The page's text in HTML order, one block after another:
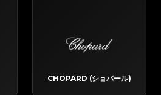
CHOPARD (ショパール)